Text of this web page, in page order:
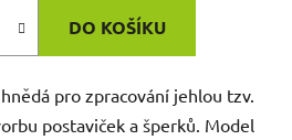
DO KOŠÍKU
pro zpracování jehlou tzv.
postaviček a šperků. Model